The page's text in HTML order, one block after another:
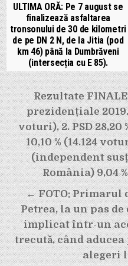
ULTIMA ORĂ: Pe 7 august se
finalizează asfaltarea
tronsonului de 30 de kilometri
de pe DN 2 N, de la Jitia (pod
km 46) până la Dumbrăveni
(intersecția cu E 85).
Navigare
în
articole
Rezultate
prezidențiale 2019.
voturi), 2. PSD 28,20
10,10 % (14.124
(independent
România) 9,04
← FOTO: Primarul
Petrea, la un pas
implicat într-un
trecută, când
alegeri